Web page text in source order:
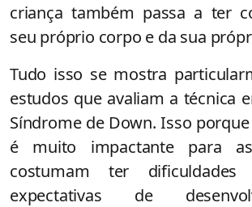
criança também passa a ter
seu próprio corpo e da sua
Tudo isso se mostra
estudos que avaliam a técnica
Síndrome de Down. Isso
é muito impactante para
costumam ter dificuldades
expectativas de